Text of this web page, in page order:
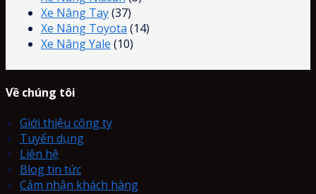
Xe Nâng Tay(37)
Xe Nâng Toyota (14)
Xe Nâng Yale (10)
Về chúng tôi
Giới thiệu công ty
Tuyển dụng
Liên hệ
Blog tin tức
Cảm nhận khách hàng